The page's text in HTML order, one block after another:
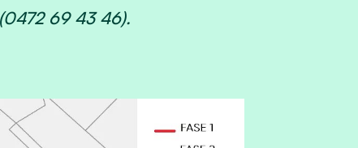
69 43 46).